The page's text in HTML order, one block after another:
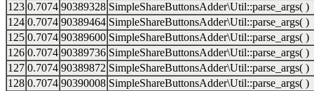
123 0.7074 90389328 SimpleShareButtonsAdder\Util::parse_args( )
124 0.7074 90389464 SimpleShareButtonsAdder\Util::parse_args( )
125 0.7074 90389600 SimpleShareButtonsAdder\Util::parse_args( )
126 0.7074 90389736 SimpleShareButtonsAdder\Util::parse_args( )
127 0.7074 90389872 SimpleShareButtonsAdder\Util::parse_args( )
128 0.7074 90390008 SimpleShareButtonsAdder\Util::parse_args( )